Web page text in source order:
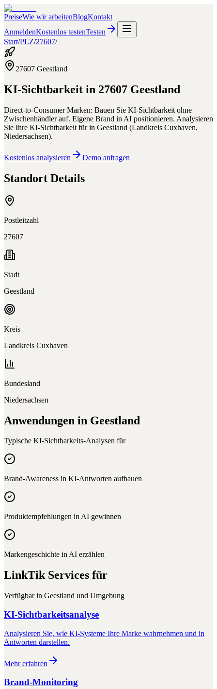
PreiseWie wir arbeitenBlogKontakt
AnmeldenKostenlos testenTesten
Start/PLZ/27607/
27607 Geestland
KI-Sichtbarkeit in 27607 Geestland
Direct-to-Consumer Marken: Bauen Sie KI-Sichtbarkeit ohne
Zwischenhändler auf. Eigene Brand in AI positionieren. Analysieren
Sie Ihre KI-Sichtbarkeit fürin Geestland (Landkreis Cuxhaven,
Niedersachsen).
Kostenlos analysieren Demo anfragen
Standort Details
Postleitzahl
27607
Stadt
Geestland
Kreis
Landkreis Cuxhaven
Bundesland
Niedersachsen
Anwendungen in Geestland
Typische KI-Sichtbarkeits-Analysen für
Brand-Awareness in KI-Antworten aufbauen
Produktempfehlungen in AI gewinnen
Markengeschichte in AI erzählen
LinkTik Services für
Verfügbar in Geestland und Umgebung
KI-Sichtbarkeitsanalyse
Analysieren Sie, wie KI-Systeme Ihre Marke wahrnehmen und in
Antworten darstellen.
Mehr erfahren
Brand-Monitoring